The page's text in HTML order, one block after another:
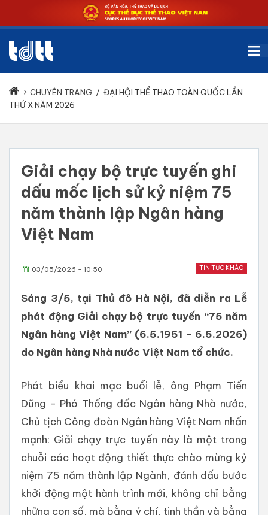
CHUYÊN TRANG / ĐẠI HỘI THỂ THAO TOÀN QUỐC LẦN
THỨ X NĂM 2026
Giải chạy bộ trực tuyến ghi
dấu mốc lịch sử kỷ niệm 75
năm thành lập Ngân hàng
Việt Nam
TIN TỨC KHÁC
03/05/2026 - 10:50
Sáng 3/5, tại Thủ đô Hà Nội, đã diễn ra Lễ
phát động Giải chạy bộ trực tuyến “75 năm
Ngân hàng Việt Nam” (6.5.1951 - 6.5.2026)
do Ngân hàng Nhà nước Việt Nam tổ chức.
Phát biểu khai mạc buổi lễ, ông Phạm Tiến
Dũng - Phó Thống đốc Ngân hàng Nhà nước,
Chủ tịch Công đoàn Ngân hàng Việt Nam nhấn
mạnh: Giải chạy trực tuyến này là một trong
chuỗi các hoạt động thiết thực chào mừng kỷ
niệm 75 năm thành lập Ngành, đánh dấu bước
khởi động một hành trình mới, không chỉ bằng
những con số, mà bằng ý chí, tinh thần và bằng